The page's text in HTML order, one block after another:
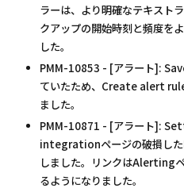
ラーは、より明確なテキスト
クアップの開始時刻と頻度を
した。
PMM-10853 - [アラート]:
ていたため、Create alert
ました。
PMM-10871 - [アラート]:
integrationページの破損し
しました。リンクはAlerting
るようになりました。